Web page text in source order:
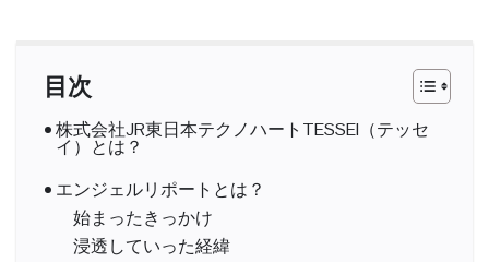
目次
株式会社JR東日本テクノハートTESSEI（テッセ
イ）とは？
エンジェルリポートとは？
始まったきっかけ
浸透していった経緯